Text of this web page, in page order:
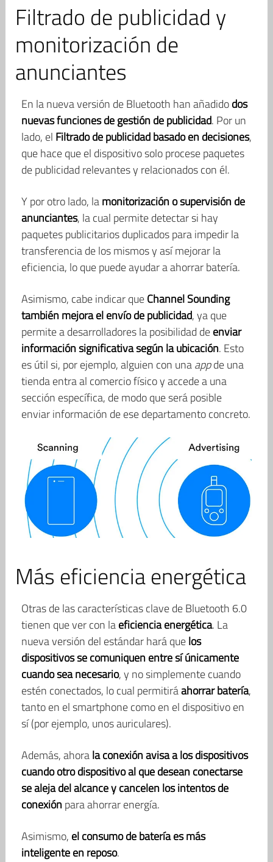
Filtrado de publicidad y
monitorización de
anunciantes
En la nueva versión de Bluetooth han añadidodos
nuevas funciones de gestión de publicidad. Por un
lado, el Filtrado de publicidad basado en decisiones,
que hace que el dispositivo solo procese paquetes
de publicidad relevantes y relacionados con él.
Y por otro lado, lamonitorización o supervisión de
anunciantes, la cual permite detectar si hay
paquetes publicitarios duplicados para impedir la
transferencia de los mismos y así mejorar la
eficiencia, lo que puede ayudar a ahorrar batería.
Asimismo, cabe indicar queChannel Sounding
también mejora el envío de publicidad, ya que
permite a desarrolladores la posibilidad deenviar
información significativa según la ubicación. Esto
es útil si, por ejemplo, alguien con unaappde una
tienda entra al comercio físico y accede a una
sección específica, de modo que será posible
enviar información de ese departamento concreto.
Más eficiencia energética
Otras de las características clave de Bluetooth 6.0
tienen que ver con laeficiencia energética. La
nueva versión del estándar hará quelos
dispositivos se comuniquen entre sí únicamente
cuando sea necesario, y no simplemente cuando
estén conectados, lo cual permitiráahorrar batería,
tanto en el smartphone como en el dispositivo en
sí (por ejemplo, unos auriculares).
Además, ahorala conexión avisa a los dispositivos
cuando otro dispositivo al que desean conectarse
se aleja del alcancey cancelen los intentos de
conexiónpara ahorrar energía.
Asimismo, el consumo de batería es más
inteligente en reposo.